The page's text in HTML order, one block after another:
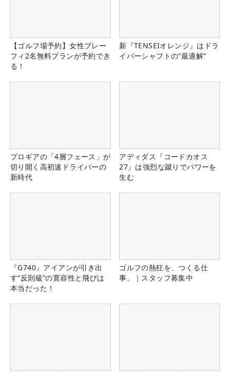
【ゴルフ場予約】女性プレー
フィ2名無料プランが予約でき
る！
新『TENSEIオレンジ』はドラ
イバーシャフトの“最適解”
プロギアの「4層フェース」が
切り開く高初速ドライバーの
新時代
アディダス『コードカオス
27』は強烈な蹴りでパワーを
生む
『G740』アイアンが引き出
す“反則級”の寛容性と飛びは
本当だった！
ゴルフの熱狂を、つくる仕
事。｜スタッフ募集中